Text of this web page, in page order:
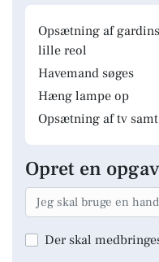
Opsætning af
lille reol
Havemand søges
Hæng lampe op
Opsætning af tv
Opret en
Der skal